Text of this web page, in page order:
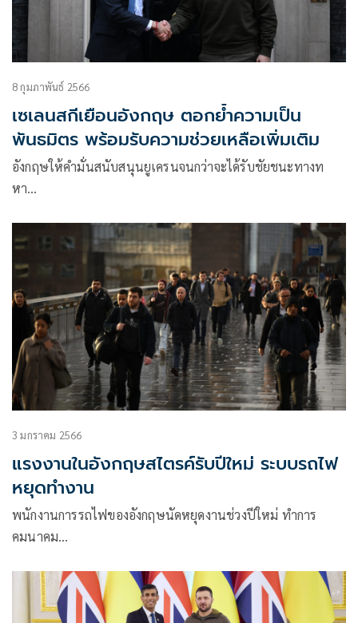
8 กุมภาพันธ์ 2566
เซเลนสกีเยือนอังกฤษ ตอกย้ำความเป็น
พันธมิตร พร้อมรับความช่วยเหลือเพิ่มเติม
อังกฤษให้คำมั่นสนับสนุนยูเครนจนกว่าจะได้รับชัยชนะทางท
หา…
3 มกราคม 2566
แรงงานในอังกฤษสไตรค์รับปีใหม่ ระบบรถไฟ
หยุดทำงาน
พนักงานการรถไฟของอังกฤษนัดหยุดงานช่วงปีใหม่ ทำการ
คมนาคม…